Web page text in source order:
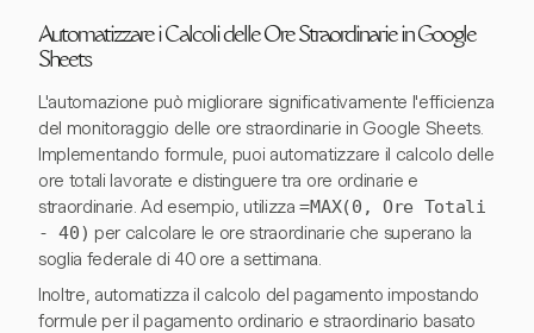
Automatizzare i Calcoli delle Ore Straordinarie in Google
Sheets
L'automazione può migliorare significativamente l'efficienza
del monitoraggio delle ore straordinarie in Google Sheets.
Implementando formule, puoi automatizzare il calcolo delle
ore totali lavorate e distinguere tra ore ordinarie e
straordinarie. Ad esempio, utilizza=MAX(0, Ore Totali
- 40) per calcolare le ore straordinarie che superano la
soglia federale di 40 ore a settimana.
Inoltre, automatizza il calcolo del pagamento impostando
formule per il pagamento ordinario e straordinario basato